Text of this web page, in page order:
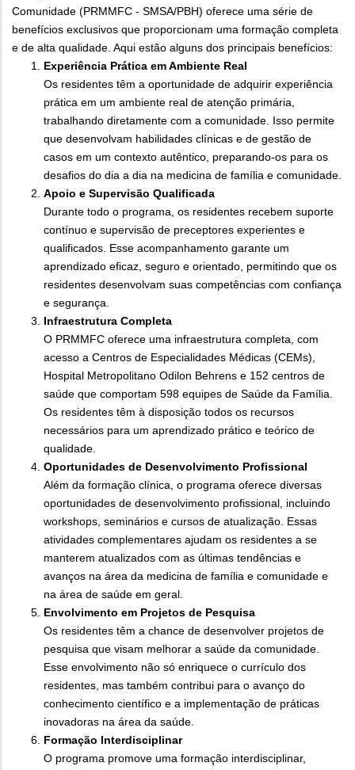
Comunidade (PRMMFC - SMSA/PBH) oferece uma série de
benefícios exclusivos que proporcionam uma formação completa
e de alta qualidade. Aqui estão alguns dos principais benefícios:
Experiência Prática em Ambiente Real
Os residentes têm a oportunidade de adquirir experiência
prática em um ambiente real de atenção primária,
trabalhando diretamente com a comunidade. Isso permite
que desenvolvam habilidades clínicas e de gestão de
casos em um contexto autêntico, preparando-os para os
desafios do dia a dia na medicina de família e comunidade.
Apoio e Supervisão Qualificada
Durante todo o programa, os residentes recebem suporte
contínuo e supervisão de preceptores experientes e
qualificados. Esse acompanhamento garante um
aprendizado eficaz, seguro e orientado, permitindo que os
residentes desenvolvam suas competências com confiança
e segurança.
Infraestrutura Completa
O PRMMFC oferece uma infraestrutura completa, com
acesso a Centros de Especialidades Médicas (CEMs),
Hospital Metropolitano Odilon Behrens e 152 centros de
saúde que comportam 598 equipes de Saúde da Família.
Os residentes têm à disposição todos os recursos
necessários para um aprendizado prático e teórico de
qualidade.
Oportunidades de Desenvolvimento Profissional
Além da formação clínica, o programa oferece diversas
oportunidades de desenvolvimento profissional, incluindo
workshops, seminários e cursos de atualização. Essas
atividades complementares ajudam os residentes a se
manterem atualizados com as últimas tendências e
avanços na área da medicina de família e comunidade e
na área de saúde em geral.
Envolvimento em Projetos de Pesquisa
Os residentes têm a chance de desenvolver projetos de
pesquisa que visam melhorar a saúde da comunidade.
Esse envolvimento não só enriquece o currículo dos
residentes, mas também contribui para o avanço do
conhecimento científico e a implementação de práticas
inovadoras na área da saúde.
Formação Interdisciplinar
O programa promove uma formação interdisciplinar,